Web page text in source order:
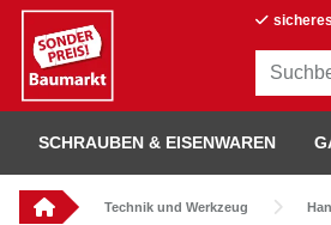
SCHRAUBEN & EISENWAREN
Technik und Werkzeug